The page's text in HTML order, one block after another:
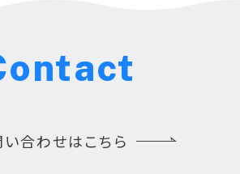
合わせはこちら